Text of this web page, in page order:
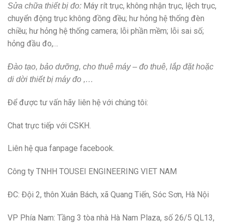
Sửa chữa thiết bị đo: Máy rít trục, không nhận trục, lệch trục,
chuyển động trục không đồng đều; hư hỏng hệ thống đèn
chiều; hư hỏng hệ thống camera; lỗi phần mềm; lỗi sai số;
hỏng đầu đo,…
Đào tạo, bảo dưỡng, cho thuê máy – đo thuê, lắp đặt hoặc
di dời thiết bị máy đo ,…
Để được tư vấn hãy liên hệ với chúng tôi:
Chat trực tiếp với CSKH.
Liên hệ qua fanpage facebook.
Công ty TNHH TOUSEI ENGINEERING VIET NAM
ĐC: Đội 2, thôn Xuân Bách, xã Quang Tiến, Sóc Sơn, Hà Nội
VP Phía Nam: Tầng 3 tòa nhà Hà Nam Plaza, số 26/5 QL13,